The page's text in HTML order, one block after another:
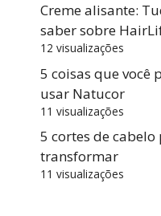
Creme alisante:
saber sobre
12 visualizações
5 coisas que você
usar Natucor
11 visualizações
5 cortes de
transformar
11 visualizações